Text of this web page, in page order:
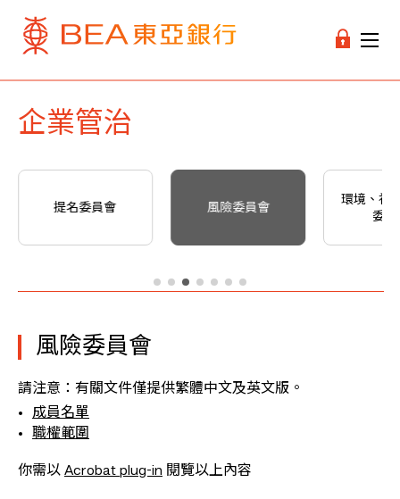
企業管治
提名委員會 風險委員會
環境、社
委員
風險委員會
請注意：有關文件僅提供繁體中文及英文版。
成員名單
職權範圍
你需以 Acrobat plug-in 閱覽以上內容